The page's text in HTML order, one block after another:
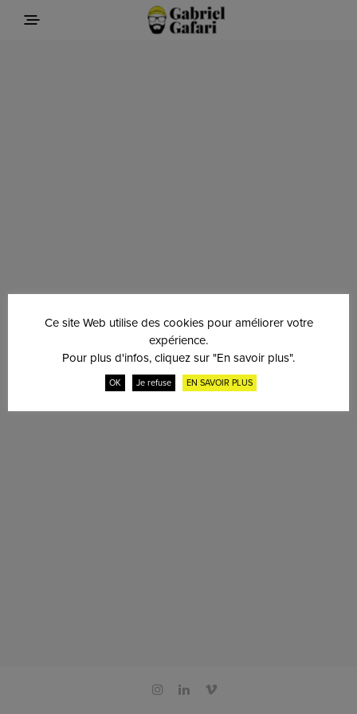
Ce site Web utilise des cookies pour améliorer votre
expérience.
Pour plus d'infos, cliquez sur "En savoir plus".
OK Je refuse EN SAVOIR PLUS